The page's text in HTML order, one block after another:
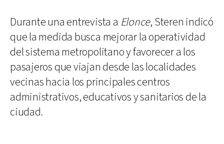
Durante una entrevista a Elonce, Steren indicó
que la medida busca mejorar la operatividad
del sistema metropolitano y favorecer a los
pasajeros que viajan desde las localidades
vecinas hacia los principales centros
administrativos, educativos y sanitarios de la
ciudad.